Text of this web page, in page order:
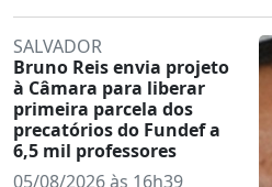
SALVADOR
Bruno Reis envia projeto
à Câmara para liberar
primeira parcela dos
precatórios do Fundef a
6,5 mil professores
05/08/2026 às 16h39